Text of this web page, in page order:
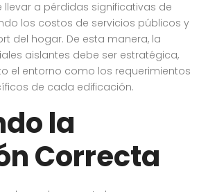
a pérdidas significativas de
los costos de servicios públicos y
del hogar. De esta manera, la
aislantes debe ser estratégica,
el entorno como los requerimientos
de cada edificación.
la
Correcta